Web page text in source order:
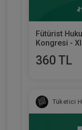
Fütürist
Kongresi -
360 TL
Tüketici